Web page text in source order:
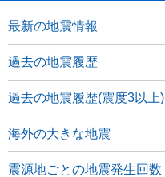
最新の地震情報
過去の地震履歴
過去の地震履歴(震度3以上)
海外の大きな地震
震源地ごとの地震発生回数